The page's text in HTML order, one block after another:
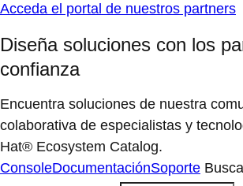
Acceda el portal de nuestros partners
Diseña soluciones con los
confianza
Encuentra soluciones de nuestra
colaborativa de especialistas y
Hat® Ecosystem Catalog.
ConsoleDocumentaciónSoporte